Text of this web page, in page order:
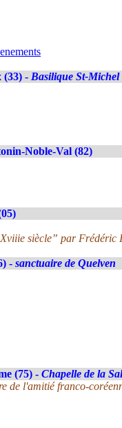
(33) - Basilique St-Michel
Noble-Val (82)
siècle” par Frédéric
- sanctuaire de Quelven
(75) - Chapelle de la
de l'amitié franco-